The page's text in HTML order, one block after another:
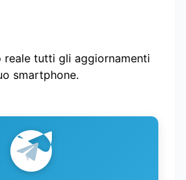
reale tutti gli aggiornamenti
smartphone.